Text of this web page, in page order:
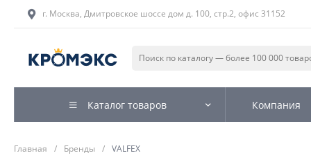
г. Москва, Дмитровское шоссе дом д. 100, стр.2, офис 31152
Каталог товаров Компания
Главная / Бренды / VALFEX